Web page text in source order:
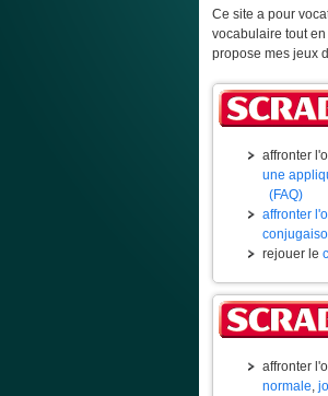
Ce site a pour
vocabulaire tout
propose mes jeux
affronter
une
(FAQ)
affronter
rejouer le
affronter
normale,